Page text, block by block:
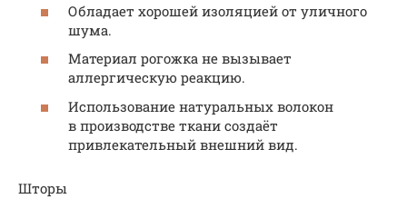
Обладает хорошей изоляцией от уличного
шума.
Материал рогожка не вызывает
аллергическую реакцию.
Использование натуральных волокон
в производстве ткани создаёт
привлекательный внешний вид.
Шторы